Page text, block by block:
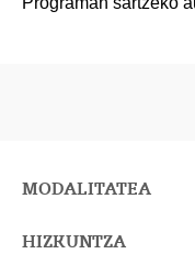
MODALITATEA
HIZKUNTZA